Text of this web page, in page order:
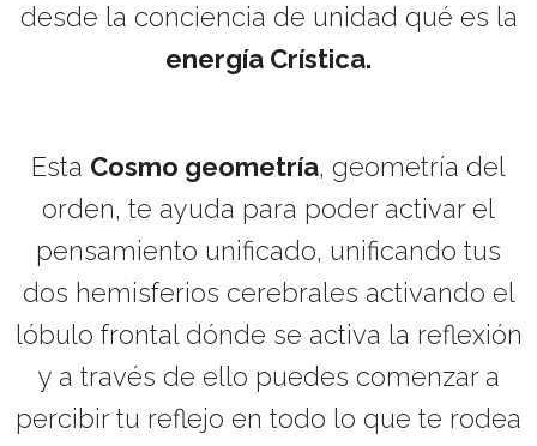
desde la conciencia de unidad qué es la
energía Crística.
Esta Cosmo geometría, geometría del
orden, te ayuda para poder activar el
pensamiento unificado, unificando tus
dos hemisferios cerebrales activando el
lóbulo frontal dónde se activa la reflexión
y a través de ello puedes comenzar a
percibir tu reflejo en todo lo que te rodea